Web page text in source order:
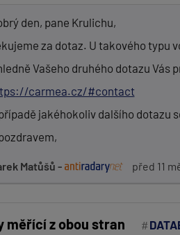
den, pane Krulichu,
za dotaz. U takového typu
Vašeho druhého dotazu
carmea.cz/#contact
jakéhokoliv dalšího dotazu
Matůšů - před 11
měřící z obou stran